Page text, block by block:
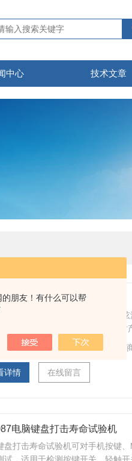
的朋友！有什么可以帮
中心 技术文章
手机电磁振动试验机
磁振动试验机具有半正弦波、正
制、485通讯口等功能，以实现对
数：3641 产品价格：
详情 在线留言
电脑键盘打击寿命试验机
盘打击寿命试验机可对手机按键